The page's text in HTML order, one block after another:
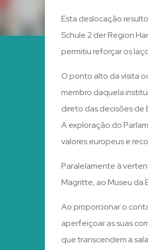
Esta deslocação
Schule 2 der Region
permitiu reforçar os
O ponto alto da visita
membro daquela
direto das decisões de
A exploração do
valores europeus e
Paralelamente à
Magritte, ao Museu da
Ao proporcionar o
aperfeiçoar as suas
que transcendem a